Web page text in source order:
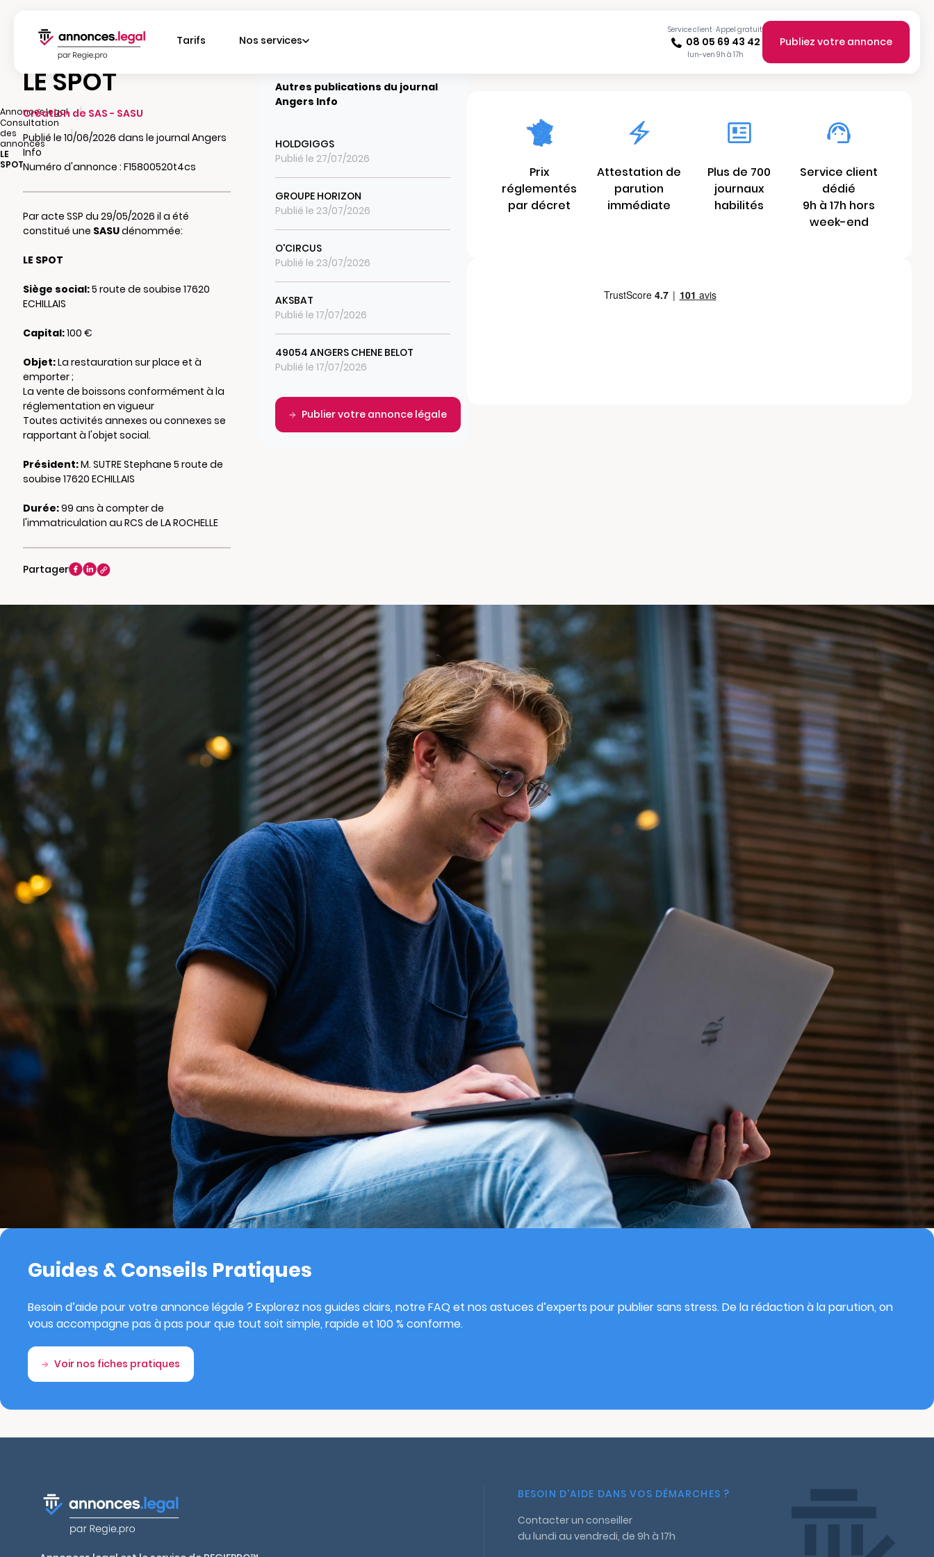
Tarifs Nos services
Service client · Appel gratuit
08 05 69 43 42
lun-ven 9h à 17h
Publiez votre annonce
Annonces.legal
|
Consultation
des
annonces
|
LE
SPOT
LE SPOT
Création de SAS - SASU
Publié le 10/06/2026 dans le journal Angers
Info
Numéro d'annonce : F15800520t4cs
Par acte SSP du 29/05/2026 il a été
constitué une SASUdénommée:
LE SPOT
Siège social:5 route de soubise 17620
ECHILLAIS
Capital:100 €
Objet:La restauration sur place et à
emporter ;
La vente de boissons conformément à la
réglementation en vigueur
Toutes activités annexes ou connexes se
rapportant à l'objet social.
Président:M. SUTRE Stephane 5 route de
soubise 17620 ECHILLAIS
Durée:99 ans à compter de
l'immatriculation au RCS de LA ROCHELLE
Partager
Autres publications du journal
Angers Info
HOLDGIGGS
Publié le 27/07/2026
GROUPE HORIZON
Publié le 23/07/2026
O'CIRCUS
Publié le 23/07/2026
AKSBAT
Publié le 17/07/2026
49054 ANGERS CHENE BELOT
Publié le 17/07/2026
Publier votre annonce légale
Prix
réglementés
par décret
Attestation de
parution
immédiate
Plus de 700
journaux
habilités
Service client
dédié
9h à 17h hors
week-end
Guides & Conseils Pratiques
Besoin d’aide pour votre annonce légale ? Explorez nos guides clairs, notre FAQ et nos astuces d’experts pour publier sans stress. De la rédaction à la parution, on
vous accompagne pas à pas pour que tout soit simple, rapide et 100 % conforme.
Voir nos fiches pratiques
BESOIN D'AIDE DANS VOS DÉMARCHES ?
Contacter un conseiller
du lundi au vendredi, de 9h à 17h